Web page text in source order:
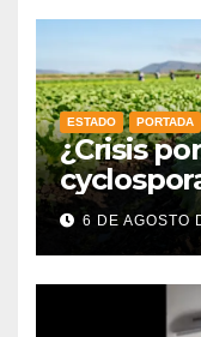
ESTADO PORTADA
¿Crisis
mantiene
6 DE AGOSTO